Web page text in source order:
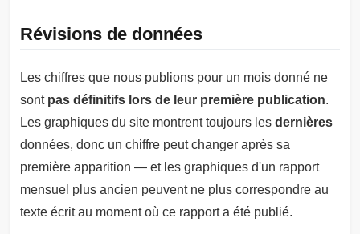
Révisions de données
Les chiffres que nous publions pour un mois donné ne
sont pas définitifs lors de leur première publication.
Les graphiques du site montrent toujours les dernières
données, donc un chiffre peut changer après sa
première apparition — et les graphiques d'un rapport
mensuel plus ancien peuvent ne plus correspondre au
texte écrit au moment où ce rapport a été publié.